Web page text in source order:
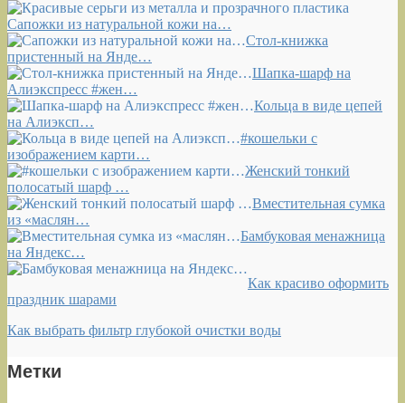
Сапожки из натуральной кожи на…
Стол-книжка
пристенный на Янде…
Шапка-шарф на
Алиэкспресс #жен…
Кольца в виде цепей
на Алиэксп…
#кошельки с
изображением карти…
Женский тонкий
полосатый шарф …
Вместительная сумка
из «маслян…
Бамбуковая менажница
на Яндекс…
Как красиво оформить
праздник шарами
Как выбрать фильтр глубокой очистки воды
Метки